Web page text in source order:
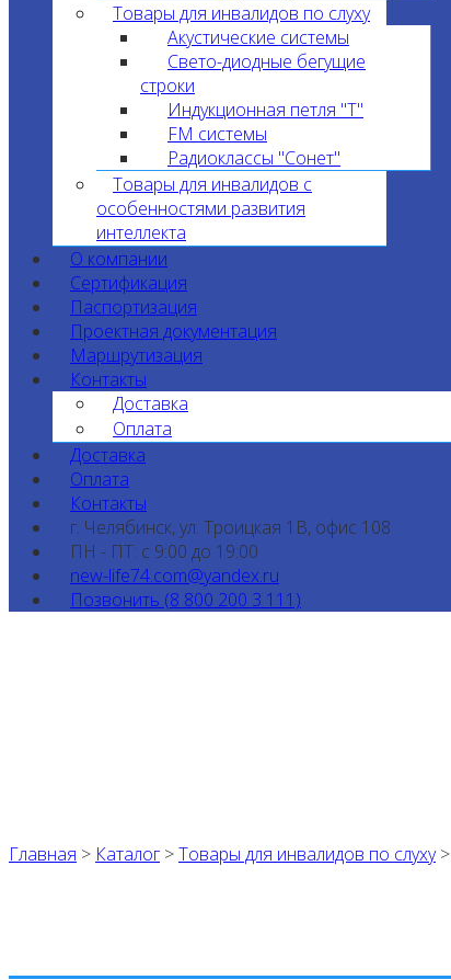
Товары для инвалидов по слуху
Акустические системы
Свето-диодные бегущие
строки
Индукционная петля "T"
FM системы
Радиоклассы "Сонет"
Товары для инвалидов с
особенностями развития
интеллекта
О компании
Сертификация
Паспортизация
Проектная документация
Маршрутизация
Контакты
Доставка
Оплата
Доставка
Оплата
Контакты
г. Челябинск, ул. Троицкая 1В, офис 108
ПН - ПТ: с 9:00 до 19:00
new-life74.com@yandex.ru
Позвонить (8 800 200 3 111)
Главная > Каталог >Товары для инвалидов по слуху>